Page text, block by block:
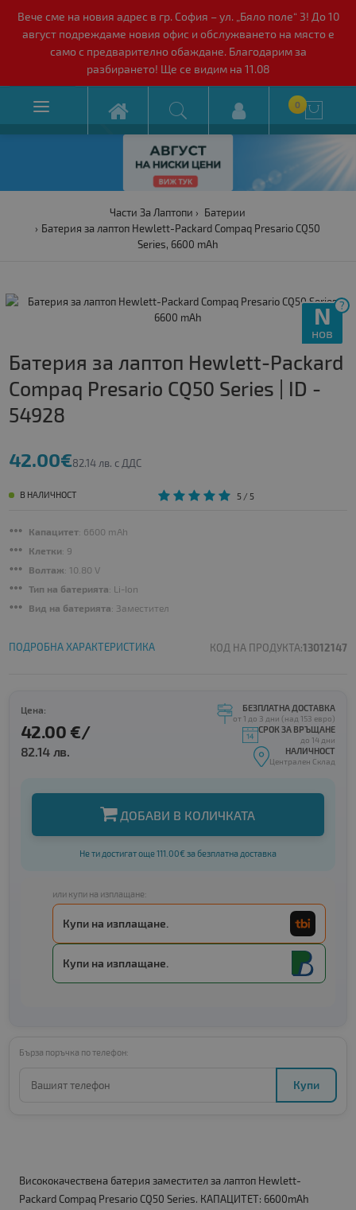
Вече сме на новия адрес в гр. София – ул. „Бяло поле“ 3! До 10
август подреждаме новия офис и обслужването на място е
само с предварително обаждане. Благодарим за
разбирането! Ще се видим на 11.08
 0 
Части За Лаптопи
Батерии
Батерия за лаптоп Hewlett-Packard Compaq Presario CQ50
Series, 6600 mAh
?
N
нов
Батерия за лаптоп Hewlett-Packard
Compaq Presario CQ50 Series | ID -
54928
42.00€82.14 лв. с ДДС
В НАЛИЧНОСТ 5/ 5
Капацитет: 6600 mAh
Клетки: 9
Волтаж: 10.80 V
Тип на батерията: Li-Ion
Вид на батерията: Заместител
ПОДРОБНА ХАРАКТЕРИСТИКА КОД НА ПРОДУКТА:13012147
Цена:
42.00 €/
82.14 лв.
БЕЗПЛАТНА ДОСТАВКА
от 1 до 3 дни (над 153 евро)
СРОК ЗА ВРЪЩАНЕ
до 14 дни
НАЛИЧНОСТ
Централен Склад
ДОБАВИ В КОЛИЧКАТА
Не ти достигат още 111.00€ за безплатна доставка
или купи на изплащане:
Купи на изплащане.
Купи на изплащане.
Бърза поръчка по телефон:
Купи
Висококачествена батерия заместител за лаптоп Hewlett-
Packard Compaq Presario CQ50 Series. КАПАЦИТЕТ: 6600mAh